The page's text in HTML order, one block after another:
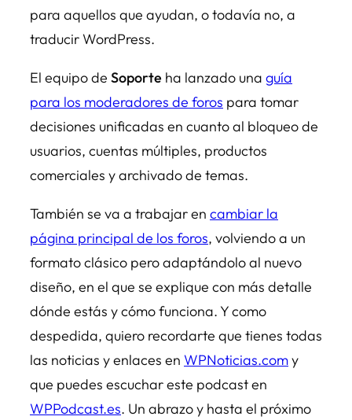
para aquellos que ayudan, o todavía no, a
traducir WordPress.
El equipo de Soporte ha lanzado una guía
para los moderadores de foros para tomar
decisiones unificadas en cuanto al bloqueo de
usuarios, cuentas múltiples, productos
comerciales y archivado de temas.
También se va a trabajar en cambiar la
página principal de los foros, volviendo a un
formato clásico pero adaptándolo al nuevo
diseño, en el que se explique con más detalle
dónde estás y cómo funciona. Y como
despedida, quiero recordarte que tienes todas
las noticias y enlaces en WPNoticias.comy
que puedes escuchar este podcast en
WPPodcast.es. Un abrazo y hasta el próximo